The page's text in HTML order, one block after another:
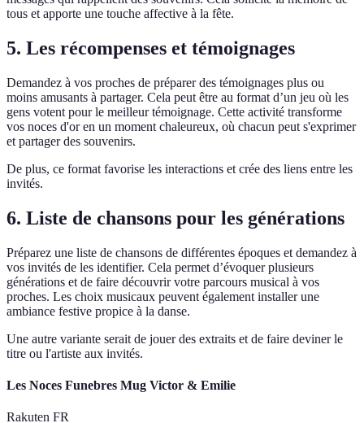
tous et apporte une touche affective à la fête.
5. Les récompenses et témoignages
Demandez à vos proches de préparer des témoignages plus ou
moins amusants à partager. Cela peut être au format d’un jeu où les
gens votent pour le meilleur témoignage. Cette activité transforme
vos noces d'or en un moment chaleureux, où chacun peut s'exprimer
et partager des souvenirs.
De plus, ce format favorise les interactions et crée des liens entre les
invités.
6. Liste de chansons pour les générations
Préparez une liste de chansons de différentes époques et demandez à
vos invités de les identifier. Cela permet d’évoquer plusieurs
générations et de faire découvrir votre parcours musical à vos
proches. Les choix musicaux peuvent également installer une
ambiance festive propice à la danse.
Une autre variante serait de jouer des extraits et de faire deviner le
titre ou l'artiste aux invités.
Les Noces Funebres Mug Victor & Emilie
Rakuten FR